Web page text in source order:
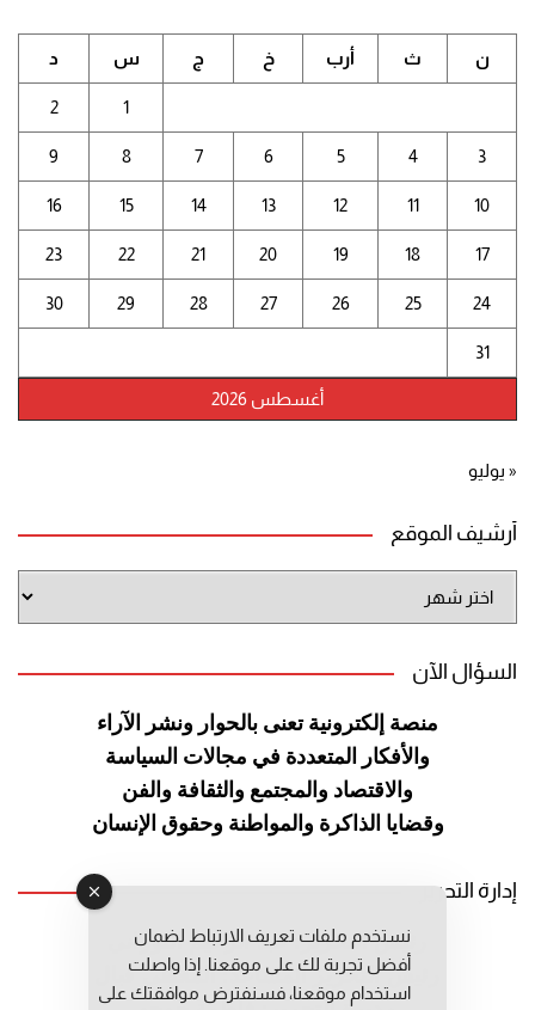
أغسطس 2026
ن ث أرب خ ج س د
1
2
3
4
5
6
7
8
9
10
11
12
13
14
15
16
17
18
19
20
21
22
23
24
25
26
27
28
29
30
31
« يوليو
أرشيف الموقع
الموقع
السؤال الآن
منصة إلكترونية تعنى بالحوار ونشر الآراء
والأفكار المتعددة في مجالات السياسة
والاقتصاد والمجتمع والثقافة والفن
وقضايا الذاكرة والمواطنة وحقوق الإنسان
إدارة التحرير
رئيس التحرير: عبد الرحيم التوراني
رئيس التحرير المساعد: المعطي قبال
نستخدم ملفات تعريف الارتباط لضمان
أفضل تجربة لك على موقعنا. إذا واصلت
استخدام موقعنا، فسنفترض موافقتك على